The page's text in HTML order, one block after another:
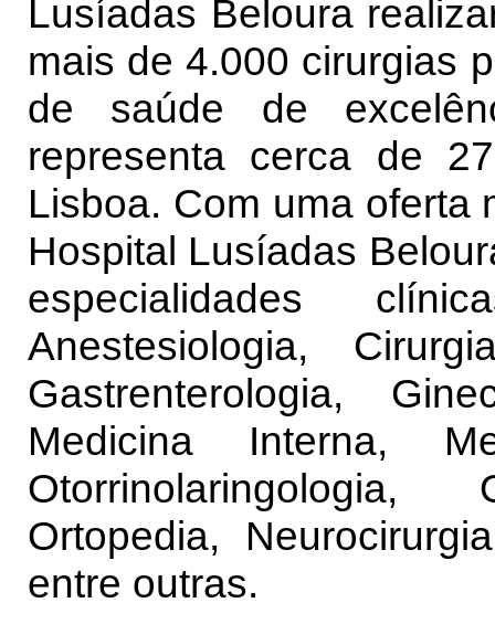
Lusíadas Beloura
mais de 4.000 cirurgias
de saúde de
representa cerca de
Lisboa. Com uma oferta
Hospital Lusíadas
especialidades
Anestesiologia,
Gastrenterologia,
Medicina Interna,
Otorrinolaringologia,
Ortopedia,
entre outras.